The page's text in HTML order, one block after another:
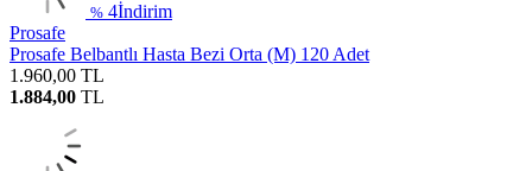
% 4İndirim
Prosafe
Prosafe Belbantlı Hasta Bezi Orta (M) 120 Adet
1.960,00 TL
1.884,00 TL